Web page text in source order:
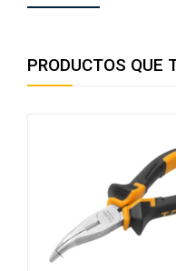
PRODUCTOS QUE